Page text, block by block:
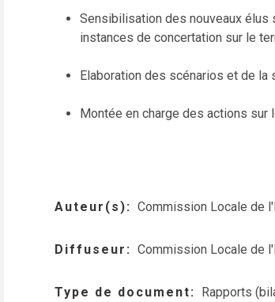
Sensibilisation des nouveaux
instances de concertation sur le
Elaboration des scénarios et de la
Montée en charge des actions sur
Auteur(s) Commission Locale de
Diffuseur Commission Locale de
Type de document Rapports